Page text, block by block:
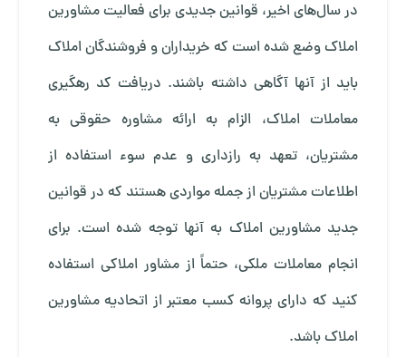
در سال‌های اخیر، قوانین جدیدی برای فعالیت مشاورین
املاک وضع شده است که خریداران و فروشندگان املاک
باید از آنها آگاهی داشته باشند. دریافت کد رهگیری
معاملات املاک، الزام به ارائه مشاوره حقوقی به
مشتریان، تعهد به رازداری و عدم سوء استفاده از
اطلاعات مشتریان از جمله مواردی هستند که در قوانین
جدید مشاورین املاک به آنها توجه شده است. برای
انجام معاملات ملکی، حتماً از مشاور املاکی استفاده
کنید که دارای پروانه کسب معتبر از اتحادیه مشاورین
املاک باشد.